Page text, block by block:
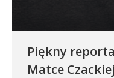
Piękny
Matce